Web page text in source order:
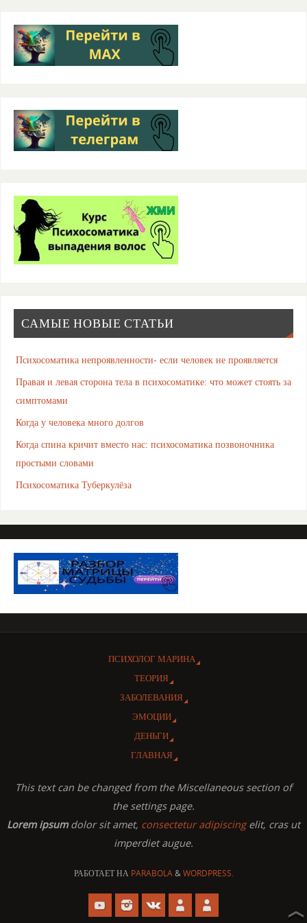
САМЫЕ НОВЫЕ СТАТЬИ
Психосоматика непроявленности- если человек не проявляется
Правая и левая сторона тела в психосоматике: что может стоять за
симптомами
Когда у человека много долгов
Когда спина кричит вместо нас: психосоматика позвоночника
простыми словами
Психосоматика Туберкулёза
ПСИХОЛОГ МАРИНА
ТЕОРИЯ
ЗАБОЛЕВАНИЯ
ЭМОЦИИ
ДЕНЬГИ
ГЛАВНАЯ
This text can be changed from the Miscellaneous section of
the settings page.
Lorem ipsumdolor sit amet, consectetur adipiscingelit, cras ut
imperdiet augue.
РАБОТАЕТ НА PARABOLA&WORDPRESS.